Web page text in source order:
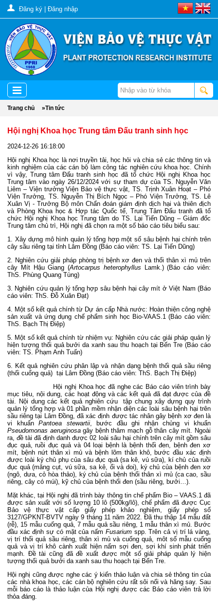
Đăng ký Đăng nhập
Trang chủ »Tin tức
Hội nghị Khoa học Trung tâm Đấu tranh sinh học
2024-12-26 16:18:00
Hội nghị Khoa học là nơi truyền tải, học hỏi và chia sẻ các thông tin và
kinh nghiệm của các cán bộ làm công tác nghiên cứu khoa học. Chính
vì vậy, Trung tâm Đấu tranh sinh học đã tổ chức Hội nghị Khoa học
Trung tâm vào ngày 26/12/2024 với sự tham dự của TS. Nguyễn Văn
Liêm – Viện trưởng Viện Bảo vệ thực vật, TS. Trịnh Xuân Hoạt – Phó
Viện Trưởng, TS. Nguyễn Thị Bích Ngọc – Phó Viện Trưởng, TS. Lê
Xuân Vị - Trưởng Bộ môn Chẩn đoán giám định dịch hại và thiên địch
và Phòng Khoa học & Hợp tác Quốc tế, Trung Tâm Đấu tranh đã tổ
chức Hội nghị Khoa học Trung tâm do TS. Lại Tiến Dũng – Giám đốc
Trung tâm chủ trì, Hội nghị đã chọn ra một số báo cáo tiêu biểu sau:
1. Xây dựng mô hình quản lý tổng hợp một số sâu bệnh hại chính trên
cây sầu riêng tại tỉnh Lâm Đồng (Báo cáo viên: TS. Lại Tiến Dũng)
2. Nghiên cứu giải pháp phòng trị bệnh xơ đen và thối thân xì mủ trên
cây Mít Hậu Giang (Artocarpus heterophyllus Lamk.) (Báo cáo viên:
ThS. Phùng Quang Tùng)
3. Nghiên cứu quản lý tổng hợp sâu bệnh hại cây mít ở Việt Nam (Báo
cáo viên: ThS. Đỗ Xuân Đạt)
4. Một số kết quả chính từ Dự án cấp Nhà nước: Hoàn thiện công nghệ
sản xuất và ứng dụng chế phẩm sinh học Bio-VAAS.1 (Báo cáo viên:
ThS. Bạch Thị Điệp)
5. Một số kết quả chính từ nhiệm vụ: Nghiên cứu các giải pháp quản lý
hiện tượng thối quả bưởi da xanh sau thu hoạch tại Bến Tre (Báo cáo
viên: TS. Phạm Anh Tuấn)
6. Kết quả nghiên cứu phân lập và nhận dạng bệnh thối quả sầu riêng
(thối cuống quả) tại Lâm Đồng (Báo cáo viên: ThS. Bạch Thị Điệp)
Hội nghị Khoa học đã nghe các Báo cáo viên trình bày
mục tiêu, nội dung, các hoạt động và các kết quả đã đạt được của đề
tài. Nội dung các kết quả nghiên cứu tập chung xây dựng quy trình
quản lý tổng hợp và 01 phần mềm nhận diện các loài sâu bệnh hại trên
sầu riêng tại Lâm Đồng, đã xác định được tác nhân gây bệnh xơ đen là
vi khuẩn Pantoea stewartii, bước đầu ghi nhận chủng vi khuẩn
Pseudomonas aeruginosagây bệnh thâm mạch gỗ thân cây mít. Ngoài
ra, đề tài đã định danh được 02 loài sâu hại chính trên cây mít gồm sâu
đục quả, ruồi đục quả và 04 loại bệnh là bệnh thối đen, bệnh đen xơ
mít, bệnh nứt thân xì mủ và bệnh lõm thân khô, bước đầu xác định
được loài ký chủ phụ của sâu đục quả (sa kê, vú sữa), kí chủ của ruồi
đục quả (măng cụt, vú sữa, sa kê, ổi và doi), ký chủ của bệnh đen xơ
(ngô, dưa, cỏ hòa thảo), ký chủ của bệnh thối thân xì mủ (ca cao, sầu
riêng, cây có múi), kỹ chủ của bệnh thối đen (sầu riêng, bưởi…).
Mặt khác, tại Hội nghị đã trình bày thông tin chế phẩm Bio – VAAS.1 đã
được sản xuất với số lượng 10 lô (500kg/lô), chế phẩm đã được Cục
Bảo vệ thực vật cấp giấy phép khảo nghiệm, giấy phép số
3127/GPKNT-BVTV ngày 9 tháng 11 năm 2022. Đã thu thập 14 mẫu đất
(rễ), 15 mẫu cuống quả, 7 mẫu quả sầu riêng, 1 mẫu thân xì mủ. Bước
đầu xác định sự có mặt của nấm Fusariumspp. Trên cả vị trí lá vàng,
vị trí thối quả sầu riêng, thân xì mủ và cuống quả, môt số mẫu cuống
quả và vị trí khô cành xuất hiện nấm sợi đen, sợi khí sinh phát triển
mạnh. Đề tài cũng đã đề xuất được một số giải pháp quản lý hiện
tượng thối quả bưởi da xanh sau thu hoạch tại Bến Tre.
Hội nghị cũng được nghe các ý kiến thảo luận và chia sẻ thông tin của
các nhà khoa học, các cán bộ nghiên cứu rất sôi nổi và hăng say. Sau
mỗi báo cáo là thảo luận của Hội nghị được các Báo cáo viên trả lời
thỏa đáng.